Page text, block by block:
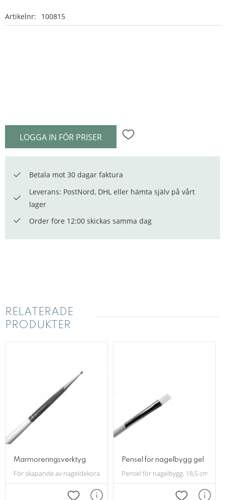
LOGGA IN FÖR PRISER Lägg till i favoriter
Artikelnr 100815
Betala mot 30 dagar faktura
Leverans: PostNord, DHL eller hämta själv på vårt
lager
Order före 12:00 skickas samma dag
RELATERADE
PRODUKTER
Marmoreringsverktyg
För skapande av nageldekorationer. 19 cm lång.
Pensel för nagelbygg gel
Pensel för nagelbygg. 18,5 cm lång.